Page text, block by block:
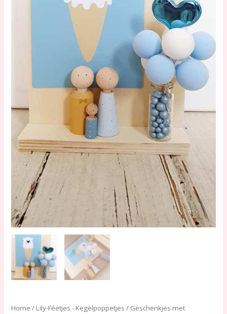
Home / Lily-Féetjes - Kegelpoppetjes / Geschenkjes met